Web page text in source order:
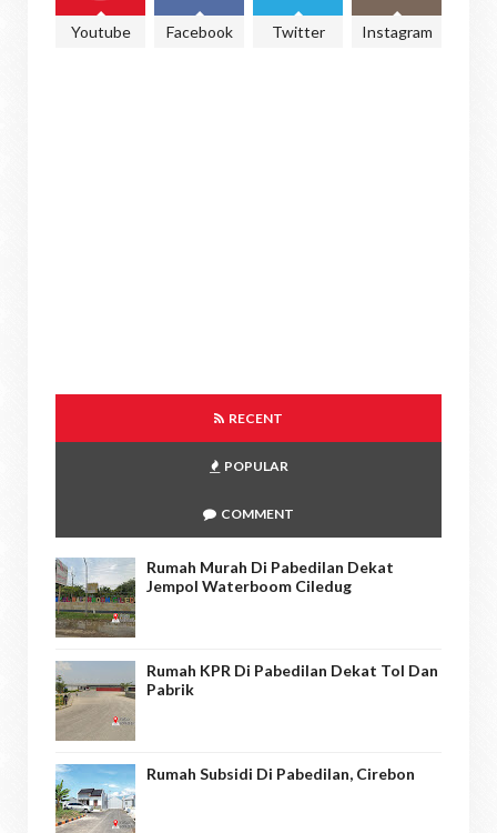
Youtube Facebook Twitter Instagram
RECENT
POPULAR
COMMENT
Rumah Murah Di Pabedilan Dekat
Jempol Waterboom Ciledug
Rumah KPR Di Pabedilan Dekat Tol Dan
Pabrik
Rumah Subsidi Di Pabedilan, Cirebon